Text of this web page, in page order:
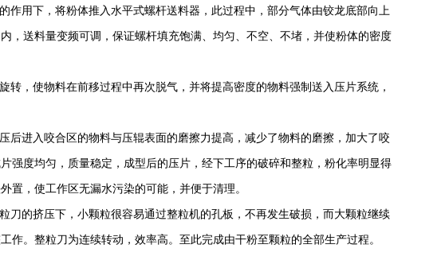
作用下，将粉体推入水平式螺杆送料器，此过程中，部分气体由铰龙底部向上
，送料量变频可调，保证螺杆填充饱满、均匀、不空、不堵，并使粉体的密度
，使物料在前移过程中再次脱气，并将提高密度的物料强制送入压片系统，
后进入咬合区的物料与压辊表面的磨擦力提高，减少了物料的磨擦，加大了咬
强度均匀，质量稳定，成型后的压片，经下工序的破碎和整粒，粉化率明显得
置，使工作区无漏水污染的可能，并便于清理。
刀的挤压下，小颗粒很容易通过整粒机的孔板，不再发生破损，而大颗粒继续
。整粒刀为连续转动，效率高。至此完成由干粉至颗粒的全部生产过程。